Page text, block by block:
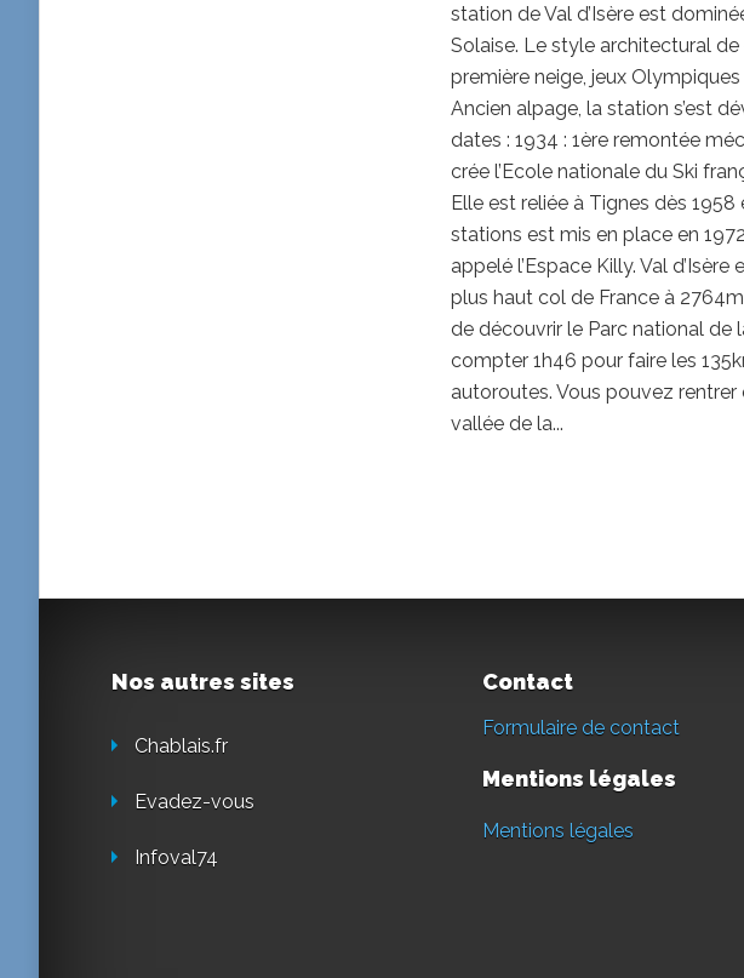
station de Val d’Isère est
Solaise. Le style architectural
première neige, jeux
Ancien alpage, la station s’est
dates : 1934 : 1ère remontée
crée l’Ecole nationale du Ski
Elle est reliée à Tignes dès
stations est mis en place en
appelé l’Espace Killy. Val
plus haut col de France à
de découvrir le Parc national de
compter 1h46 pour faire les
autoroutes. Vous pouvez rentrer
vallée de la...
Nos autres sites
Chablais.fr
Evadez-vous
Infoval74
Contact
Formulaire de contact
Mentions légales
Mentions légales